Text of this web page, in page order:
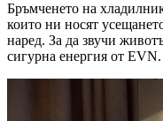
Бръмченето на
които ни носят
наред. За да звучи
сигурна енергия от EVN.